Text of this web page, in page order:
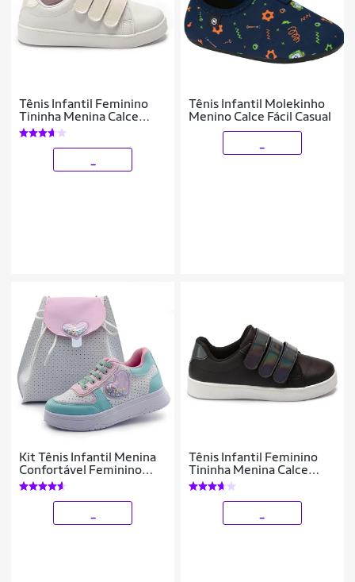
Tênis Infantil Feminino
Tininha Menina Calce
Fácil
Tênis Infantil Molekinho
Menino Calce Fácil Casual
Kit Tênis Infantil Menina
Confortável Feminino
Com Bolsinha Calce Fácil
Colorido Gatatuya
Tênis Infantil Feminino
Tininha Menina Calce
Fácil